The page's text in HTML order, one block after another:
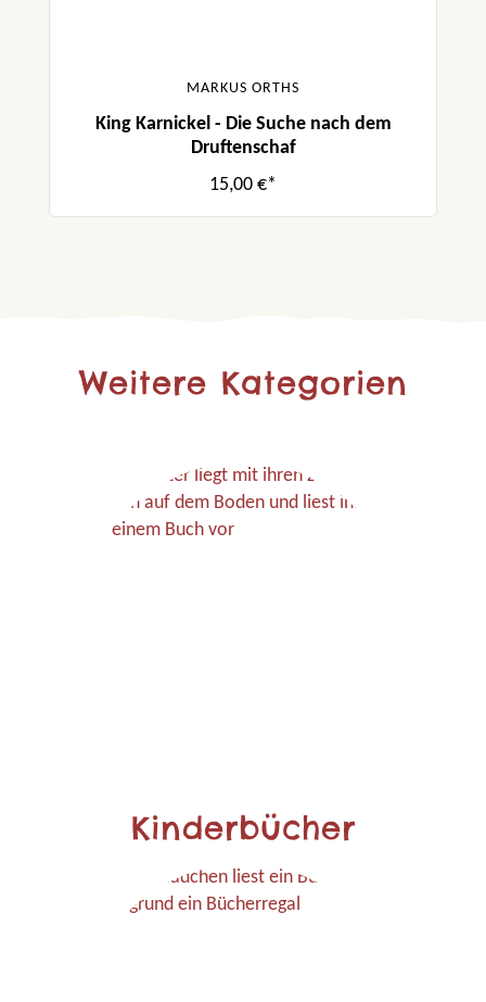
MARKUS ORTHS
King Karnickel - Die Suche nach dem
Druftenschaf
15,00 €*
Weitere Kategorien
Kinderbücher